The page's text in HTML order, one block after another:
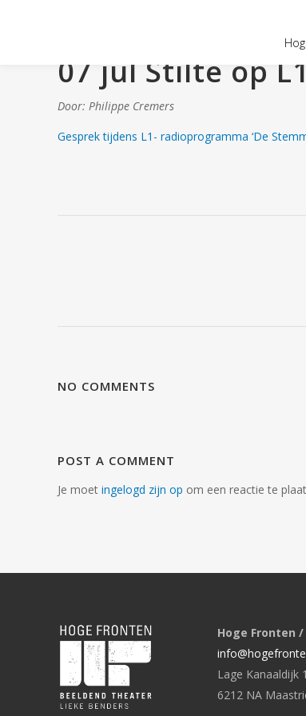
07 jul Stilte op L1
Door: Philippe Cremers
Gesprek tijdens L1- radioprogramma ‘De
NO COMMENTS
POST A COMMENT
Je moet ingelogd zijn op om een reactie te
Hoge Fronten
Lage Kanaaldijk
6212 NA